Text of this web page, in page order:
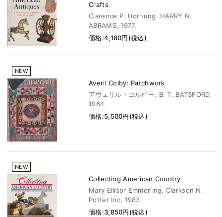
Crafts
Clarence P. Hornung. HARRY N.
ABRAMS, 1977.
価格:4,180円(税込)
NEW
Averil Colby: Patchwork
アヴェリル・コルビー. B. T. BATSFORD,
1964.
価格:5,500円(税込)
NEW
Collecting American Country
Mary Ellisor Emmerling. Clarkson N.
Potter Inc, 1983.
価格:3,850円(税込)